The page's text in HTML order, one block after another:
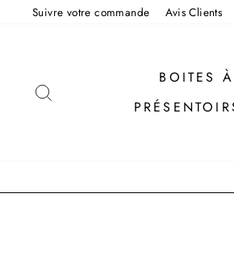
PasserSuivre votre commande Avis Clients
BOITES